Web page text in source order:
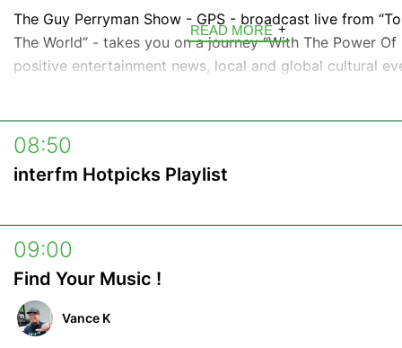
構成：飯村聖美
Wed. - Tagalog
Thu. & Fri. - English
[放送時間 - Schedule]
Weekdays - 6:56am
The Guy Perryman Show - GPS - broadcast live from
The World” - takes you on a journey “With The Power Of
positive entertainment news, local and global cultural
Guy has interviewed rock royalty including Paul
for royalty including Prince William, was the world’s first
to DJ live on board airline flights between Tokyo and
board.
THE GUY PERRYMAN SHOW (通称 "GPS") は「Positive
and The Power of Music」をコンセプトに、厳選された音
ース、ゲストインタビューなどをお届け。国際都市・
あなたを世界旅行へとお連れします。
READ MORE
08:50
interfm Hotpicks Playlist
09:00
Find Your Music !
Vance K